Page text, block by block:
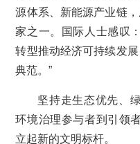
源体系、新能源产业链
家之一。国际人士感叹
转型推动经济可持续发
典范。”
坚持走生态优先、
环境治理参与者到引领
立起新的文明标杆。